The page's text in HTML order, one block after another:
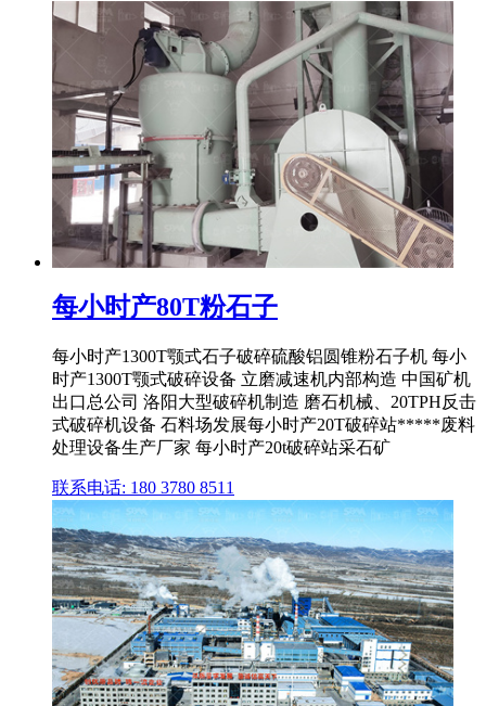
每小时产80T粉石子
每小时产1300T颚式石子破碎硫酸铝圆锥粉石子机 每小
时产1300T颚式破碎设备 立磨减速机内部构造 中国矿机
出口总公司 洛阳大型破碎机制造 磨石机械、20TPH反击
式破碎机设备 石料场发展每小时产20T破碎站*****废料
处理设备生产厂家 每小时产20t破碎站采石矿
联系电话: 180 3780 8511